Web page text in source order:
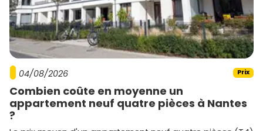
Bouygues Immobilier,Nexity,Cogedim , Kaufman &
Broad,Marignan,Pichet: une offre large, du
primo‑accédant au haut de gamme, souvent bien
placée près des transports.
Promoteurs régionaux :Priams,Edifim,Sogimm,
Groupe Duval
contemporain et prestations adaptées au climat
local).
Compare les
matériaux
et la qualité des parties communes. Sur
04/08/2026 Prix
Combien coûte en moyenne un
appartement neuf quatre pièces à Nantes
?